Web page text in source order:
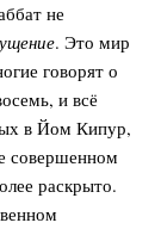
не
. Это мир
говорят о
и всё
в Йом Кипур,
совершенном
раскрыто.